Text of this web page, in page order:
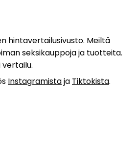
hintavertailusivusto. Meiltä
seksikauppoja ja tuotteita.
Instagramistaja Tiktokista.